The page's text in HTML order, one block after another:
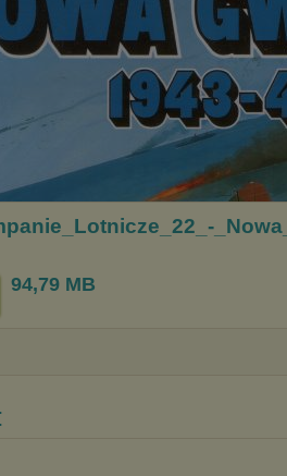
94,79 MB